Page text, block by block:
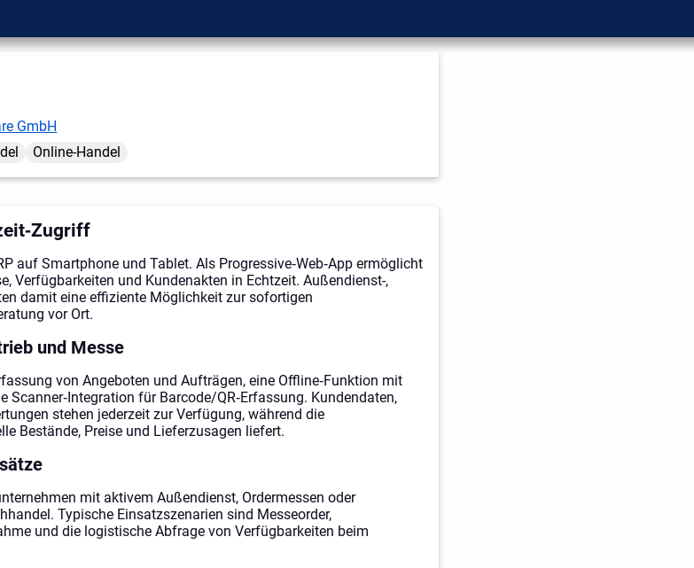
GmbH
Online-Handel
auf Smartphone und Tablet. Als Progressive‑Web‑App ermöglicht
Verfügbarkeiten und Kundenakten in Echtzeit. Außendienst-,
damit eine effiziente Möglichkeit zur sofortigen
vor Ort.
und Messe
von Angeboten und Aufträgen, eine Offline‑Funktion mit
für Barcode/QR‑Erfassung. Kundendaten,
stehen jederzeit zur Verfügung, während die
Bestände, Preise und Lieferzusagen liefert.
mit aktivem Außendienst, Ordermessen oder
Typische Einsatzszenarien sind Messeorder,
und die logistische Abfrage von Verfügbarkeiten beim